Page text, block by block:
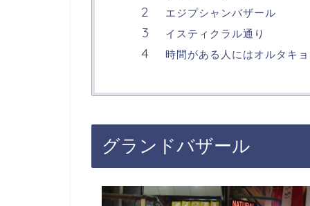
エジプシャンバザール
イスティクラル通り
時間がある人にはオルタキ
グランドバザール